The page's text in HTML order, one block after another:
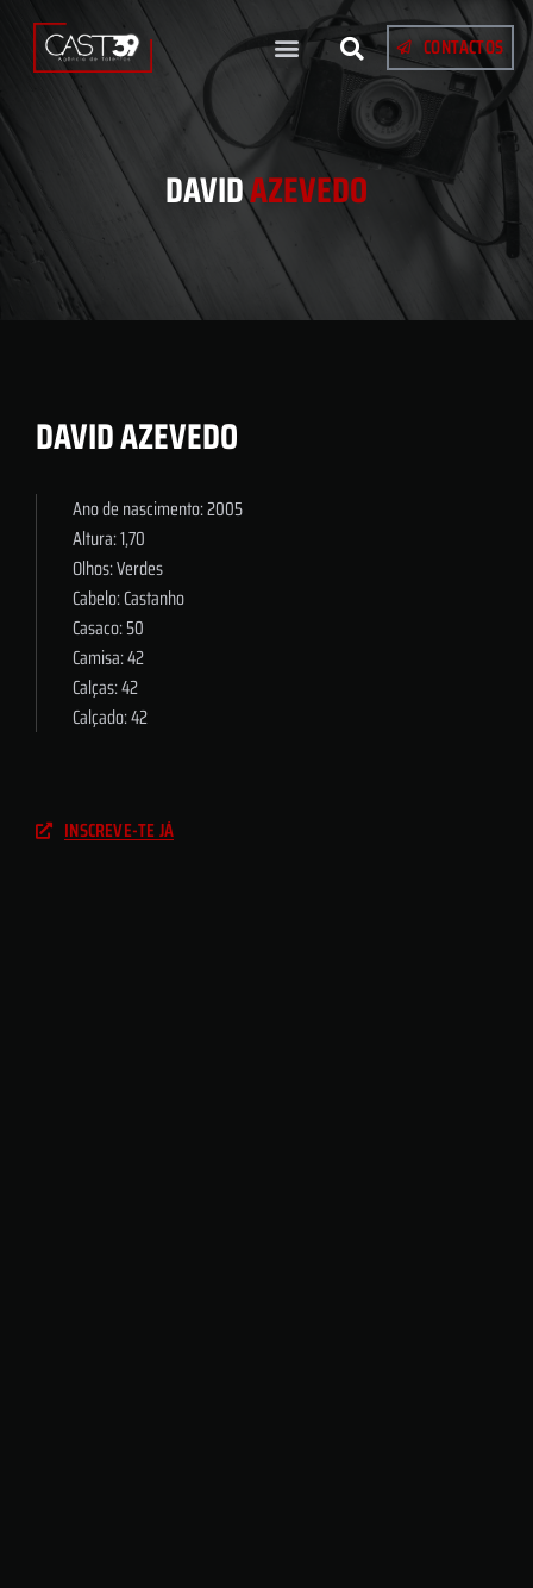
CONTACTOS
DAVIDAZEVEDO
DAVID AZEVEDO
Ano de nascimento: 2005
Altura: 1,70
Olhos: Verdes
Cabelo: Castanho
Casaco: 50
Camisa: 42
Calças: 42
Calçado: 42
INSCREVE-TE JÁ